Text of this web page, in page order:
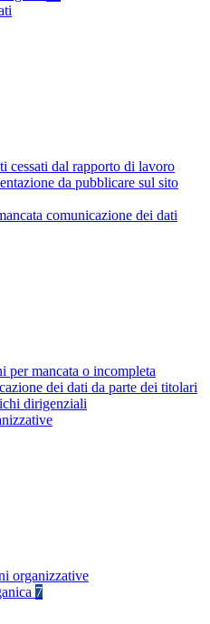
cessati dal rapporto di lavoro
da pubblicare sul sito
comunicazione dei dati
per mancata o incompleta
dei dati da parte dei titolari
dirigenziali
organizzative
7